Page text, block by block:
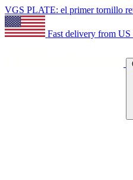
VGS PLATE: el primer tornillo
Fast delivery from US